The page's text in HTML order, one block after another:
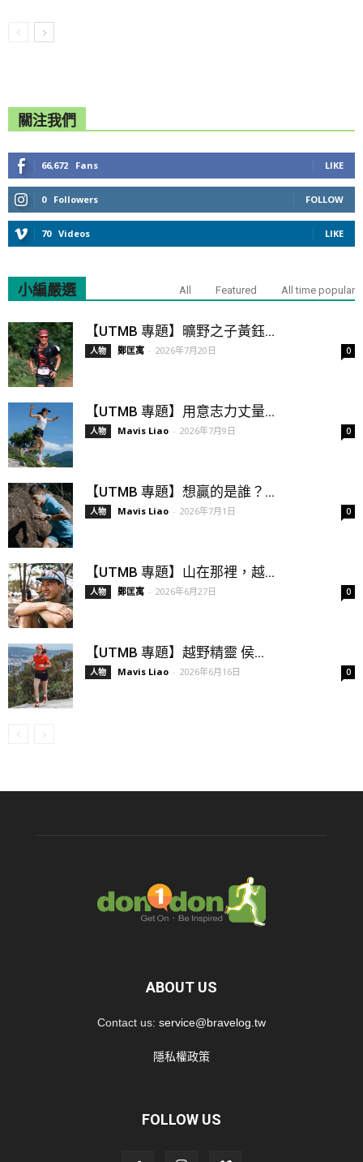
關注我們
66,672 Fans LIKE
0 Followers FOLLOW
70 Videos LIKE
小編嚴選 All Featured All time popular
【UTMB 專題】曠野之子黃鈺...
人物 鄭匡寓 - 2026年7月20日 0
【UTMB 專題】用意志力丈量...
人物 Mavis Liao - 2026年7月9日 0
【UTMB 專題】想贏的是誰？...
人物 Mavis Liao - 2026年7月1日 0
【UTMB 專題】山在那裡，越...
人物 鄭匡寓 - 2026年6月27日 0
【UTMB 專題】越野精靈 侯...
人物 Mavis Liao - 2026年6月16日 0
ABOUT US
Contact us: service@bravelog.tw
隱私權政策
FOLLOW US